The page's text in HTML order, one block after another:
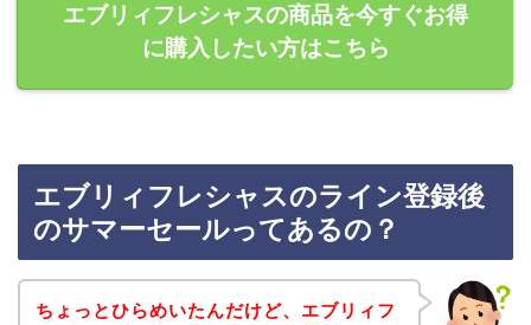
エブリィフレシャスの商品を今すぐお得
に購入したい方はこちら
エブリィフレシャスのライン登録後
のサマーセールってあるの？
ちょっとひらめいたんだけど、エブリィフ